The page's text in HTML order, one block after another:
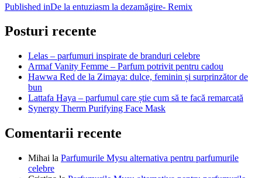
Navigare
în
articole
Published inDe la entuziasm la dezamăgire- Remix
Posturi recente
Lelas – parfumuri inspirate de branduri celebre
Armaf Vanity Femme – Parfum potrivit pentru cadou
Hawwa Red de la Zimaya: dulce, feminin și surprinzător de
bun
Lattafa Haya – parfumul care știe cum să te facă remarcată
Synergy Therm Purifying Face Mask
Comentarii recente
Mihai la Parfumurile Mysu alternativa pentru parfumurile
celebre